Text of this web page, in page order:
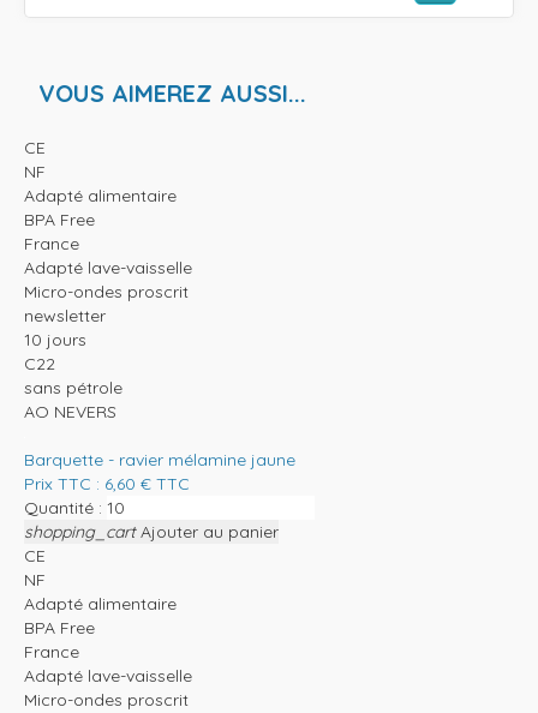
VOUS AIMEREZ AUSSI...
CE
NF
Adapté alimentaire
BPA Free
France
Adapté lave-vaisselle
Micro-ondes proscrit
newsletter
10 jours
C22
sans pétrole
AO NEVERS
Barquette - ravier mélamine jaune
Prix TTC : 6,60 € TTC
Quantité :
shopping_cart Ajouter au panier
CE
NF
Adapté alimentaire
BPA Free
France
Adapté lave-vaisselle
Micro-ondes proscrit